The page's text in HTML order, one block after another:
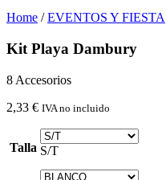
Home /EVENTOS Y FIESTA
Kit Playa Dambury
8 Accesorios
2,33 € IVA no incluido
Talla S/T